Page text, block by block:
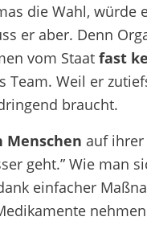
die Wahl, würde
er aber. Denn
vom Staatfast
Team. Weil er
braucht.
Menschen auf
geht.” Wie man
einfacher